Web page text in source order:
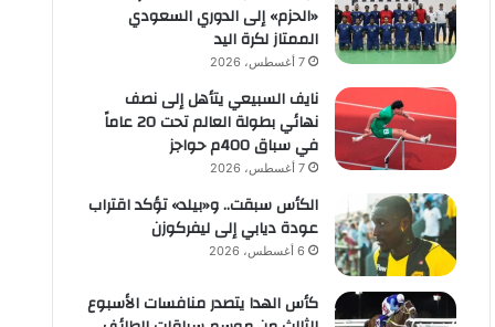
«الحزم» إلى الدوري السعودي
الممتاز لكرة اليد
7 أغسطس، 2026
نايف السبيعي يتأهل إلى نصف
نهائي بطولة العالم تحت 20 عاماً
في سباق 400م حواجز
7 أغسطس، 2026
الكأس سبقت.. و«بيلد» تؤكد اقتراب
عودة ديابي إلى ليفركوزن
6 أغسطس، 2026
كأس الهدا يتصدر منافسات الأسبوع